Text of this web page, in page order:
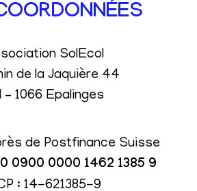
SolEcol
de la Jaquière 44
– 1066 Epalinges
de Postfinance Suisse
0900 0000 1462 1385 9
: 14-621385-9